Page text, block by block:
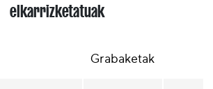
elkarrizketatuak
Grabaketak